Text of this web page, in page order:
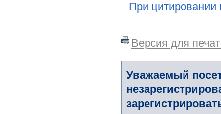
При цитировании
Версия для
Уважаемый